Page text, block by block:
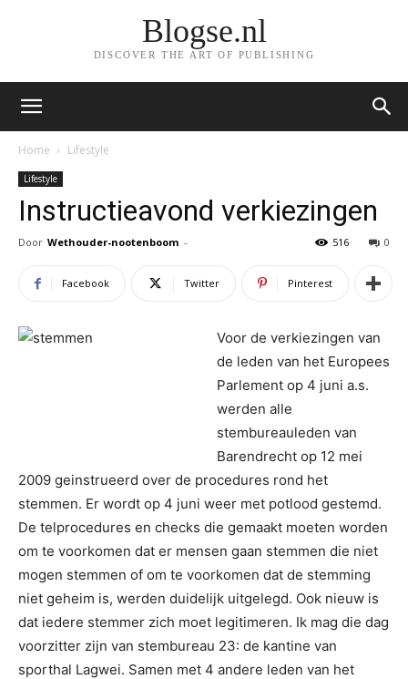
Blogse.nl
DISCOVER THE ART OF PUBLISHING
Home Lifestyle
Lifestyle
Instructieavond verkiezingen
Door Wethouder-nootenboom - 0
516
Facebook Twitter Pinterest
Voor de verkiezingen van
de leden van het Europees
Parlement op 4 juni a.s.
werden alle
stembureauleden van
Barendrecht op 12 mei
2009 geinstrueerd over de procedures rond het
stemmen. Er wordt op 4 juni weer met potlood gestemd.
De telprocedures en checks die gemaakt moeten worden
om te voorkomen dat er mensen gaan stemmen die niet
mogen stemmen of om te voorkomen dat de stemming
niet geheim is, werden duidelijk uitgelegd. Ook nieuw is
dat iedere stemmer zich moet legitimeren. Ik mag die dag
voorzitter zijn van stembureau 23: de kantine van
sporthal Lagwei. Samen met 4 andere leden van het